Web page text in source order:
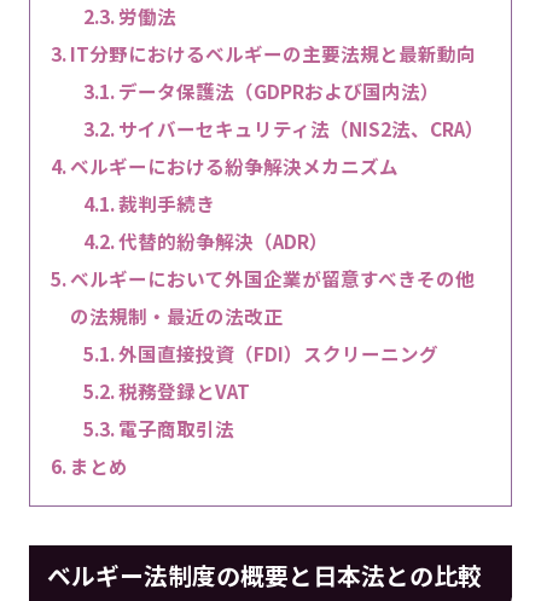
労働法
IT分野におけるベルギーの主要法規と最新動向
データ保護法（GDPRおよび国内法）
サイバーセキュリティ法（NIS2法、CRA）
ベルギーにおける紛争解決メカニズム
裁判手続き
代替的紛争解決（ADR）
ベルギーにおいて外国企業が留意すべきその他
の法規制・最近の法改正
外国直接投資（FDI）スクリーニング
税務登録とVAT
電子商取引法
まとめ
ベルギー法制度の概要と日本法との比較